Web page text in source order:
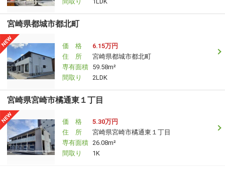
宮崎県都城市都北町
価 格
6.15万円
住 所
宮崎県都城市都北町
専有面積 59.58m²
間取り
2LDK
宮崎県宮崎市橘通東１丁目
価 格
5.30万円
住 所
宮崎県宮崎市橘通東１丁目
専有面積 26.08m²
間取り
1K